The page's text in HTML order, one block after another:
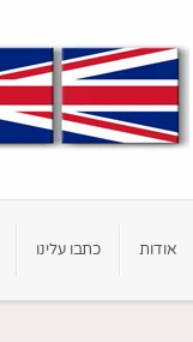
כתבו עלינו אודות